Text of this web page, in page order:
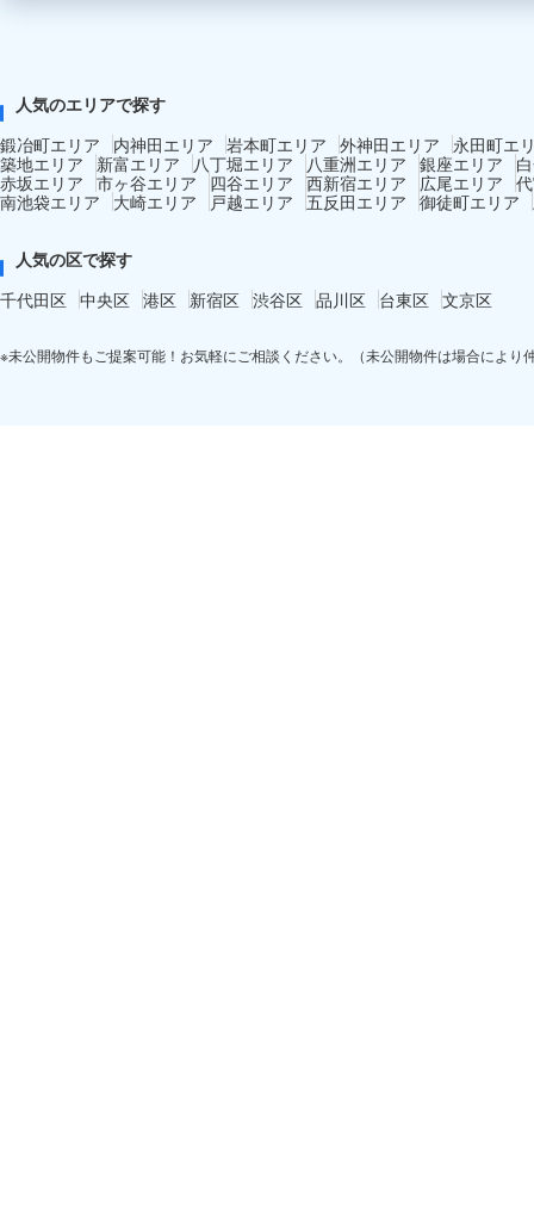
人気のエリアで探す
鍛冶町エリア
内神田エリア 岩本町エリア 外神田エリア
永田町エ
築地エリア
新富エリア 八丁堀エリア 八重洲エリア 銀座エリア
赤坂エリア 市ヶ谷エリア 四谷エリア 西新宿エリア 広尾エリア
南池袋エリア
大崎エリア 戸越エリア 五反田エリア 御徒町エリア
人気の区で探す
千代田区 中央区 港区 新宿区 渋谷区 品川区 台東区 文京区
※未公開物件もご提案可能！お気軽にご相談ください。（未公開物件は場合により